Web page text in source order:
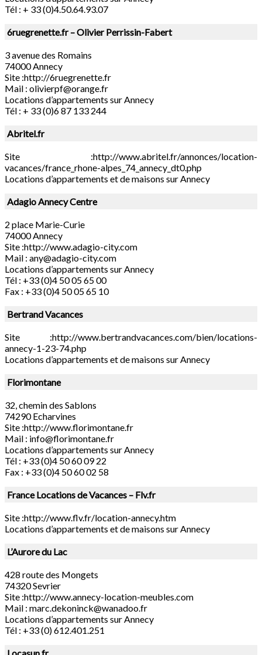
Tél : + 33 (0)4.50.64.93.07
6ruegrenette.fr – Olivier Perrissin-Fabert
3 avenue des Romains
74000 Annecy
Site :http://6ruegrenette.fr
Mail : olivierpf@orange.fr
Locations d’appartements sur Annecy
Tél : + 33 (0)6 87 133 244
Abritel.fr
Site :http://www.abritel.fr/annonces/location-
vacances/france_rhone-alpes_74_annecy_dt0.php
Locations d’appartements et de maisons sur Annecy
Adagio Annecy Centre
2 place Marie-Curie
74000 Annecy
Site :http://www.adagio-city.com
Mail : any@adagio-city.com
Locations d’appartements sur Annecy
Tél : +33 (0)4 50 05 65 00
Fax : +33 (0)4 50 05 65 10
Bertrand Vacances
Site :http://www.bertrandvacances.com/bien/locations-
annecy-1-23-74.php
Locations d’appartements et de maisons sur Annecy
Florimontane
32, chemin des Sablons
74290 Echarvines
Site :http://www.florimontane.fr
Mail : info@florimontane.fr
Locations d’appartements sur Annecy
Tél : +33 (0)4 50 60 09 22
Fax : +33 (0)4 50 60 02 58
France Locations de Vacances – Flv.fr
Site :http://www.flv.fr/location-annecy.htm
Locations d’appartements et de maisons sur Annecy
L’Aurore du Lac
428 route des Mongets
74320 Sevrier
Site :http://www.annecy-location-meubles.com
Mail : marc.dekoninck@wanadoo.fr
Locations d’appartements sur Annecy
Tél : +33 (0) 612.401.251